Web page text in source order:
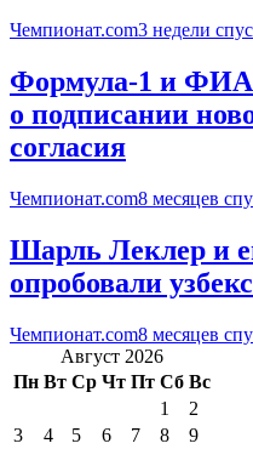
Чемпионат.com3 недели
Формула-1 и ФИА
о подписании
согласия
Чемпионат.com8 месяцев
Шарль Леклер и
опробовали
Чемпионат.com8 месяцев
Август 2026
Пн Вт Ср Чт Пт Сб Вс
1
2
3
4 5 6 7 8
9